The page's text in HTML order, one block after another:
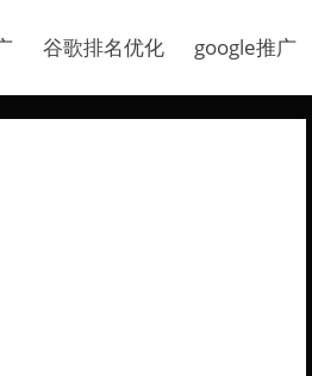
谷歌排名优化 google推广